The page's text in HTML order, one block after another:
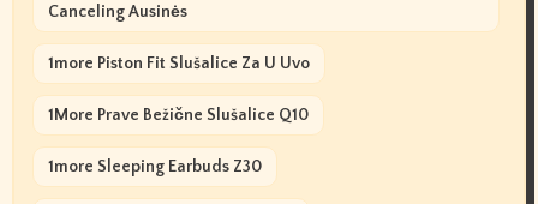
Canceling Ausinės
1more Piston Fit Slušalice Za U Uvo
1More Prave Bežične Slušalice Q10
1more Sleeping Earbuds Z30